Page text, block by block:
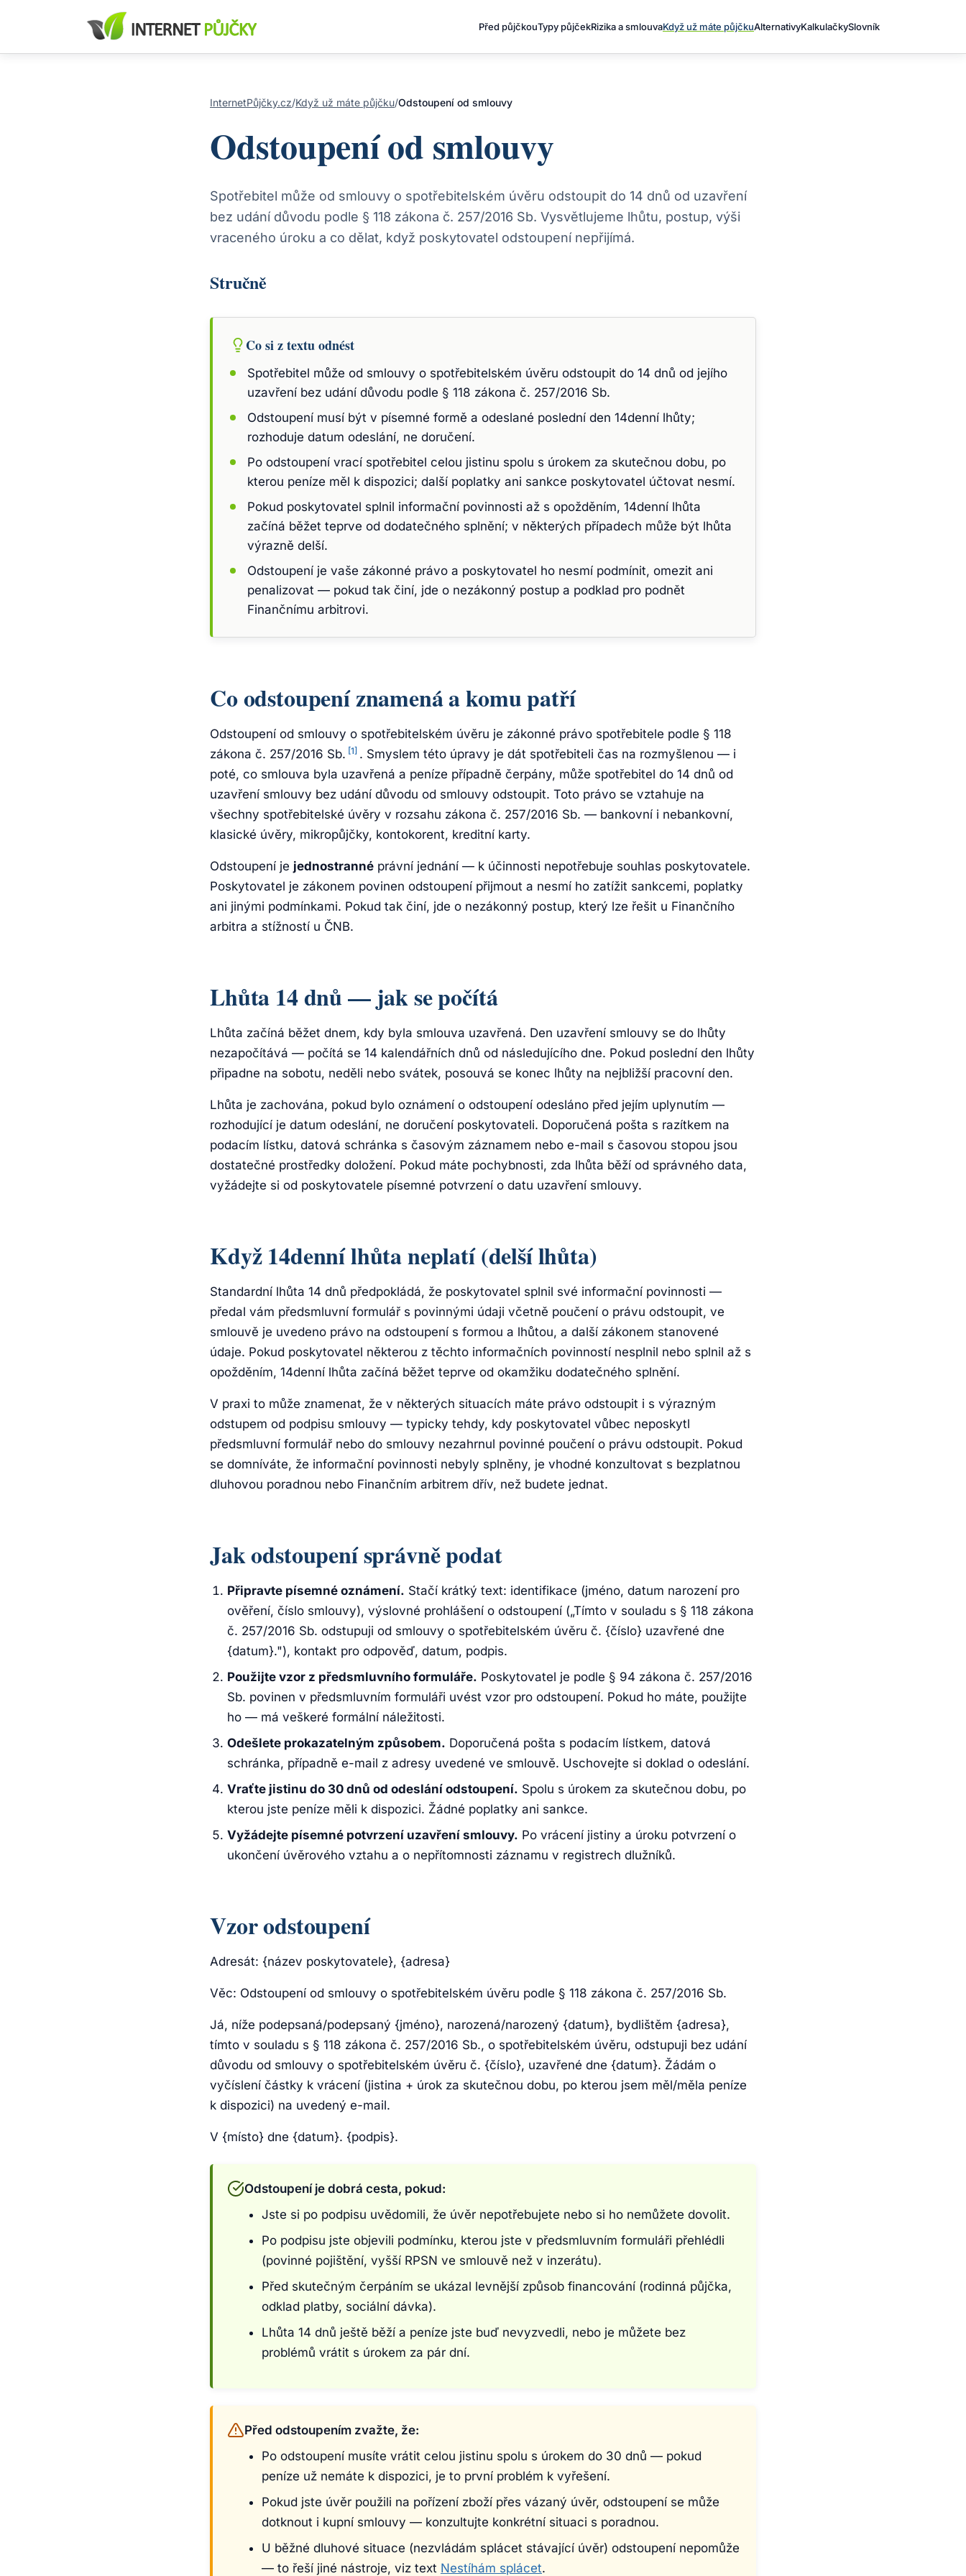
Před půjčkouTypy půjčekRizika a smlouvaKdyž už máte půjčkuAlternativyKalkulačkySlovník
InternetPůjčky.cz/Když už máte půjčku/Odstoupení od smlouvy
Odstoupení od smlouvy
Spotřebitel může od smlouvy o spotřebitelském úvěru odstoupit do 14 dnů od uzavření
bez udání důvodu podle § 118 zákona č. 257/2016 Sb. Vysvětlujeme lhůtu, postup, výši
vraceného úroku a co dělat, když poskytovatel odstoupení nepřijímá.
Stručně
Co si z textu odnést
Spotřebitel může od smlouvy o spotřebitelském úvěru odstoupit do 14 dnů od jejího
uzavření bez udání důvodu podle § 118 zákona č. 257/2016 Sb.
Odstoupení musí být v písemné formě a odeslané poslední den 14denní lhůty;
rozhoduje datum odeslání, ne doručení.
Po odstoupení vrací spotřebitel celou jistinu spolu s úrokem za skutečnou dobu, po
kterou peníze měl k dispozici; další poplatky ani sankce poskytovatel účtovat nesmí.
Pokud poskytovatel splnil informační povinnosti až s opožděním, 14denní lhůta
začíná běžet teprve od dodatečného splnění; v některých případech může být lhůta
výrazně delší.
Odstoupení je vaše zákonné právo a poskytovatel ho nesmí podmínit, omezit ani
penalizovat — pokud tak činí, jde o nezákonný postup a podklad pro podnět
Finančnímu arbitrovi.
Co odstoupení znamená a komu patří
Odstoupení od smlouvy o spotřebitelském úvěru je zákonné právo spotřebitele podle § 118
zákona č. 257/2016 Sb. [1] . Smyslem této úpravy je dát spotřebiteli čas na rozmyšlenou — i
poté, co smlouva byla uzavřená a peníze případně čerpány, může spotřebitel do 14 dnů od
uzavření smlouvy bez udání důvodu od smlouvy odstoupit. Toto právo se vztahuje na
všechny spotřebitelské úvěry v rozsahu zákona č. 257/2016 Sb. — bankovní i nebankovní,
klasické úvěry, mikropůjčky, kontokorent, kreditní karty.
Odstoupení je jednostranné právní jednání — k účinnosti nepotřebuje souhlas poskytovatele.
Poskytovatel je zákonem povinen odstoupení přijmout a nesmí ho zatížit sankcemi, poplatky
ani jinými podmínkami. Pokud tak činí, jde o nezákonný postup, který lze řešit u Finančního
arbitra a stížností u ČNB.
Lhůta 14 dnů — jak se počítá
Lhůta začíná běžet dnem, kdy byla smlouva uzavřená. Den uzavření smlouvy se do lhůty
nezapočítává — počítá se 14 kalendářních dnů od následujícího dne. Pokud poslední den lhůty
připadne na sobotu, neděli nebo svátek, posouvá se konec lhůty na nejbližší pracovní den.
Lhůta je zachována, pokud bylo oznámení o odstoupení odesláno před jejím uplynutím —
rozhodující je datum odeslání, ne doručení poskytovateli. Doporučená pošta s razítkem na
podacím lístku, datová schránka s časovým záznamem nebo e-mail s časovou stopou jsou
dostatečné prostředky doložení. Pokud máte pochybnosti, zda lhůta běží od správného data,
vyžádejte si od poskytovatele písemné potvrzení o datu uzavření smlouvy.
Když 14denní lhůta neplatí (delší lhůta)
Standardní lhůta 14 dnů předpokládá, že poskytovatel splnil své informační povinnosti —
předal vám předsmluvní formulář s povinnými údaji včetně poučení o právu odstoupit, ve
smlouvě je uvedeno právo na odstoupení s formou a lhůtou, a další zákonem stanovené
údaje. Pokud poskytovatel některou z těchto informačních povinností nesplnil nebo splnil až s
opožděním, 14denní lhůta začíná běžet teprve od okamžiku dodatečného splnění.
V praxi to může znamenat, že v některých situacích máte právo odstoupit i s výrazným
odstupem od podpisu smlouvy — typicky tehdy, kdy poskytovatel vůbec neposkytl
předsmluvní formulář nebo do smlouvy nezahrnul povinné poučení o právu odstoupit. Pokud
se domníváte, že informační povinnosti nebyly splněny, je vhodné konzultovat s bezplatnou
dluhovou poradnou nebo Finančním arbitrem dřív, než budete jednat.
Jak odstoupení správně podat
Připravte písemné oznámení. Stačí krátký text: identifikace (jméno, datum narození pro
ověření, číslo smlouvy), výslovné prohlášení o odstoupení („Tímto v souladu s § 118 zákona
č. 257/2016 Sb. odstupuji od smlouvy o spotřebitelském úvěru č. {číslo} uzavřené dne
{datum}."), kontakt pro odpověď, datum, podpis.
Použijte vzor z předsmluvního formuláře. Poskytovatel je podle § 94 zákona č. 257/2016
Sb. povinen v předsmluvním formuláři uvést vzor pro odstoupení. Pokud ho máte, použijte
ho — má veškeré formální náležitosti.
Odešlete prokazatelným způsobem. Doporučená pošta s podacím lístkem, datová
schránka, případně e-mail z adresy uvedené ve smlouvě. Uschovejte si doklad o odeslání.
Vraťte jistinu do 30 dnů od odeslání odstoupení. Spolu s úrokem za skutečnou dobu, po
kterou jste peníze měli k dispozici. Žádné poplatky ani sankce.
Vyžádejte písemné potvrzení uzavření smlouvy. Po vrácení jistiny a úroku potvrzení o
ukončení úvěrového vztahu a o nepřítomnosti záznamu v registrech dlužníků.
Vzor odstoupení
Adresát: {název poskytovatele}, {adresa}
Věc: Odstoupení od smlouvy o spotřebitelském úvěru podle § 118 zákona č. 257/2016 Sb.
Já, níže podepsaná/podepsaný {jméno}, narozená/narozený {datum}, bydlištěm {adresa},
tímto v souladu s § 118 zákona č. 257/2016 Sb., o spotřebitelském úvěru, odstupuji bez udání
důvodu od smlouvy o spotřebitelském úvěru č. {číslo}, uzavřené dne {datum}. Žádám o
vyčíslení částky k vrácení (jistina + úrok za skutečnou dobu, po kterou jsem měl/měla peníze
k dispozici) na uvedený e-mail.
V {místo} dne {datum}. {podpis}.
Odstoupení je dobrá cesta, pokud:
Jste si po podpisu uvědomili, že úvěr nepotřebujete nebo si ho nemůžete dovolit.
Po podpisu jste objevili podmínku, kterou jste v předsmluvním formuláři přehlédli
(povinné pojištění, vyšší RPSN ve smlouvě než v inzerátu).
Před skutečným čerpáním se ukázal levnější způsob financování (rodinná půjčka,
odklad platby, sociální dávka).
Lhůta 14 dnů ještě běží a peníze jste buď nevyzvedli, nebo je můžete bez
problémů vrátit s úrokem za pár dní.
Před odstoupením zvažte, že:
Po odstoupení musíte vrátit celou jistinu spolu s úrokem do 30 dnů — pokud
peníze už nemáte k dispozici, je to první problém k vyřešení.
Pokud jste úvěr použili na pořízení zboží přes vázaný úvěr, odstoupení se může
dotknout i kupní smlouvy — konzultujte konkrétní situaci s poradnou.
U běžné dluhové situace (nezvládám splácet stávající úvěr) odstoupení nepomůže
— to řeší jiné nástroje, viz text Nestíhám splácet.